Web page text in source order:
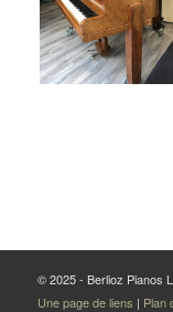
© 2025 - Berlioz Pianos
Une page de liens | Plan